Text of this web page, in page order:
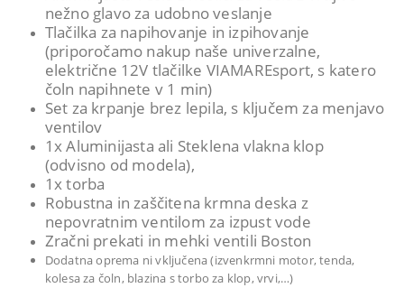
nežno glavo za udobno veslanje
Tlačilka za napihovanje in izpihovanje
(priporočamo nakup naše univerzalne,
električne 12V tlačilke VIAMAREsport, s katero
čoln napihnete v 1 min)
Set za krpanje brez lepila, s ključem za menjavo
ventilov
1x Aluminijasta ali Steklena vlakna klop
(odvisno od modela),
1x torba
Robustna in zaščitena krmna deska z
nepovratnim ventilom za izpust vode
Zračni prekati in mehki ventili Boston
Dodatna oprema ni vključena (izvenkrmni motor, tenda,
kolesa za čoln, blazina s torbo za klop, vrvi,…)